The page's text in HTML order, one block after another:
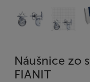
Náušnice zo
FIANIT